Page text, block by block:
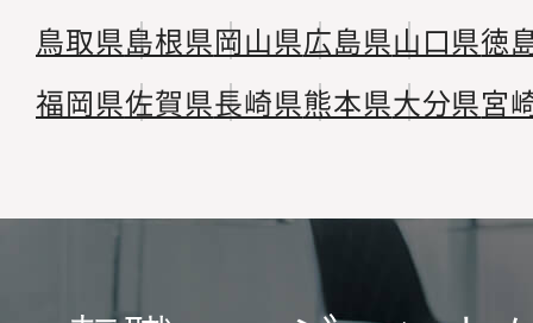
鳥取県島根県岡山県広島県山口県徳
福岡県佐賀県長崎県熊本県大分県宮